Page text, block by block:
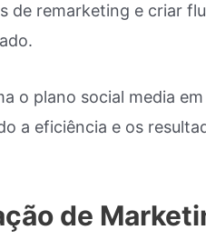
de remarketing e criar
o plano social media
a eficiência e os
de